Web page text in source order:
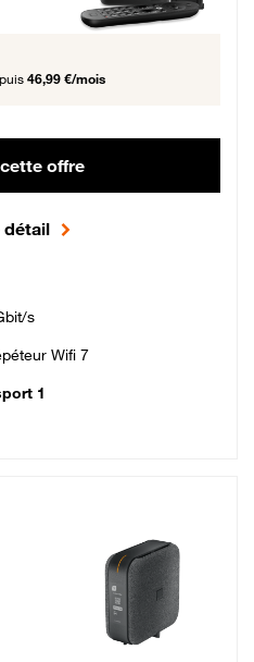
46,99 €/mois
offre
détail
s
Wifi 7
1
49,99 € par mois, Sans engagement